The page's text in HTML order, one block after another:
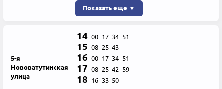
Показать еще ▼
5-я
Нововатутинская
улица
14 00 17 34 51
15 08 25 43
16 00 17 34 51
17 08 25 42 59
18 16 33 50